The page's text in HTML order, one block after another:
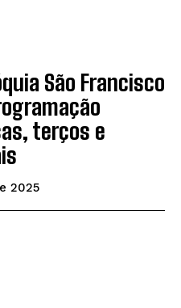
São Francisco
terços e
2025